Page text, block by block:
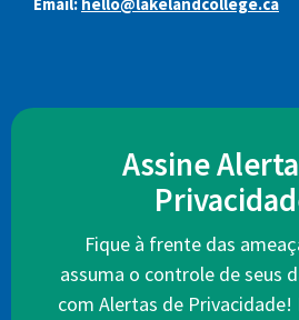
Email: hello@lakelandcollege.ca
Assine
Fique à frente das
assuma o controle de seus
com Alertas de